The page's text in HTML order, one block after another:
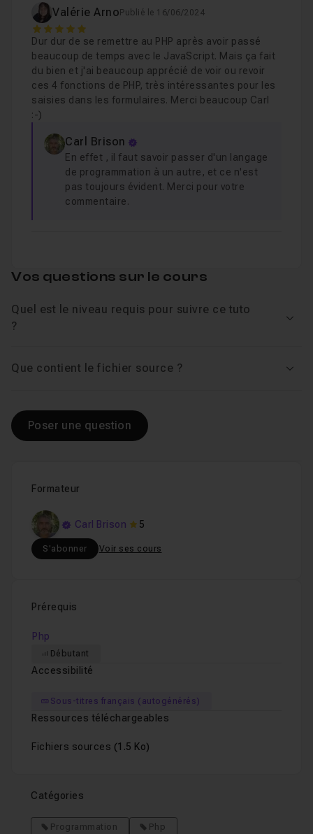
Valérie Arno Publié le 16/06/2024
5
Dur dur de se remettre au PHP après avoir passé
beaucoup de temps avec le JavaScript. Mais ça fait
du bien et j'ai beaucoup apprécié de voir ou revoir
ces 4 fonctions de PHP, très intéressantes pour les
saisies dans les formulaires. Merci beaucoup Carl
:-)
Carl Brison
En effet , il faut savoir passer d'un langage
de programmation à un autre, et ce n'est
pas toujours évident. Merci pour votre
commentaire.
Formateur
Carl Brison 5
S'abonner Voir ses cours
Prérequis
Php
Débutant
Accessibilité
Sous-titres français (autogénérés)
Ressources téléchargeables
Fichiers sources (1.5 Ko)
Catégories
Programmation
Php
Vos questions sur le cours
Quel est le niveau requis pour suivre ce tuto
?
Que contient le fichier source ?
Poser une question